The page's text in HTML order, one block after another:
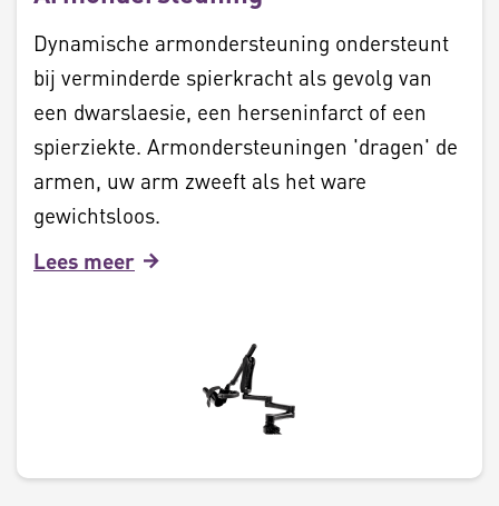
Dynamische armondersteuning ondersteunt
bij verminderde spierkracht als gevolg van
een dwarslaesie, een herseninfarct of een
spierziekte. Armondersteuningen 'dragen' de
armen, uw arm zweeft als het ware
gewichtsloos.
Lees meer